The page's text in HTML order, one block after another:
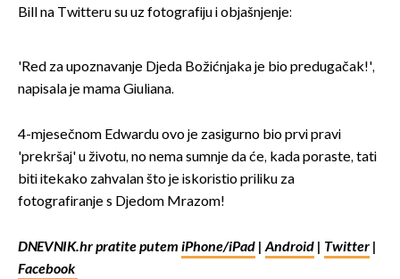
Bill na Twitteru su uz fotografiju i objašnjenje:
'Red za upoznavanje Djeda Božićnjaka je bio predugačak!',
napisala je mama Giuliana.
4-mjesečnom Edwardu ovo je zasigurno bio prvi pravi
'prekršaj' u životu, no nema sumnje da će, kada poraste, tati
biti itekako zahvalan što je iskoristio priliku za
fotografiranje s Djedom Mrazom!
DNEVNIK.hr pratite putem iPhone/iPad |Android | Twitter |
Facebook